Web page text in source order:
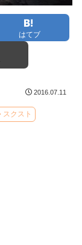
はてブ
2016.07.11
スクスト